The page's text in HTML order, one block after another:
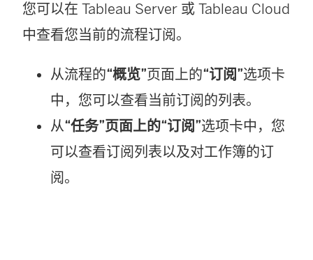
您可以在 Tableau Server 或 Tableau Cloud
中查看您当前的流程订阅。
从流程的“概览”页面上的“订阅”选项卡
中，您可以查看当前订阅的列表。
从“任务”页面上的“订阅”选项卡中，您
可以查看订阅列表以及对工作簿的订
阅。